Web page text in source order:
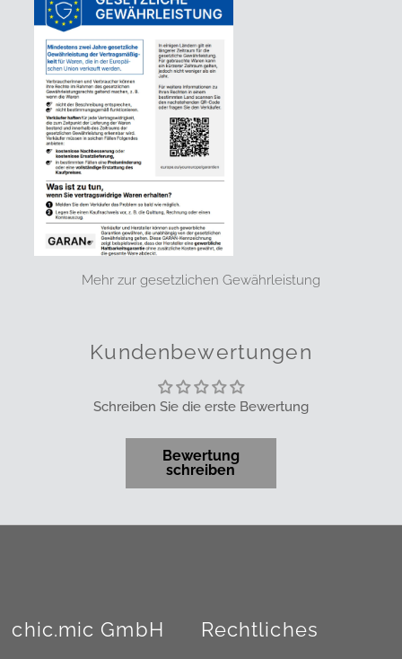
Mehr zur gesetzlichen Gewährleistung
Kundenbewertungen
Schreiben Sie die erste Bewertung
Bewertung
schreiben
chic.mic GmbH Rechtliches